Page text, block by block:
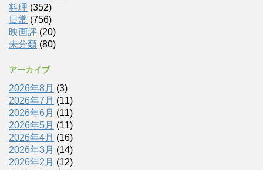
料理 (352)
日常 (756)
映画評 (20)
未分類 (80)
アーカイブ
2026年8月 (3)
2026年7月 (11)
2026年6月 (11)
2026年5月 (11)
2026年4月 (16)
2026年3月 (14)
2026年2月 (12)